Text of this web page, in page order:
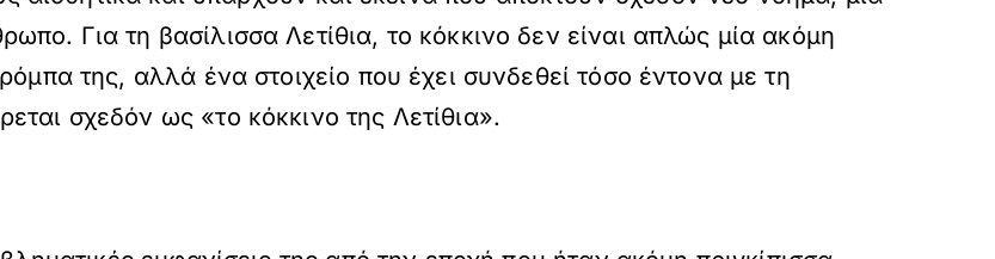
Για τη βασίλισσα Λετίθια, το κόκκινο δεν είναι απλώς μία ακόμη
της, αλλά ένα στοιχείο που έχει συνδεθεί τόσο έντονα με τη
σχεδόν ως «το κόκκινο της Λετίθια».